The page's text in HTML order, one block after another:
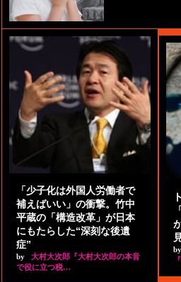
「少子化は外国人労働者で
補えばいい」の衝撃。竹中
平蔵の「構造改革」が日本
にもたらした“深刻な後遺
症”
by
大村大次郎『大村大次郎の本音
で役に立つ税…
by